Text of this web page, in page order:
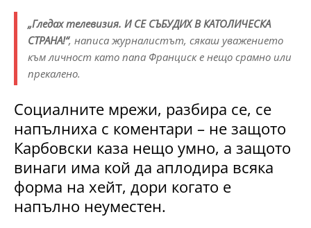
„Гледах телевизия. И СЕ СЪБУДИХ В КАТОЛИЧЕСКА
СТРАНА!“, написа журналистът, сякаш уважението
към личност като папа Франциск е нещо срамно или
прекалено.
Социалните мрежи, разбира се, се
напълниха с коментари – не защото
Карбовски каза нещо умно, а защото
винаги има кой да аплодира всяка
форма на хейт, дори когато е
напълно неуместен.